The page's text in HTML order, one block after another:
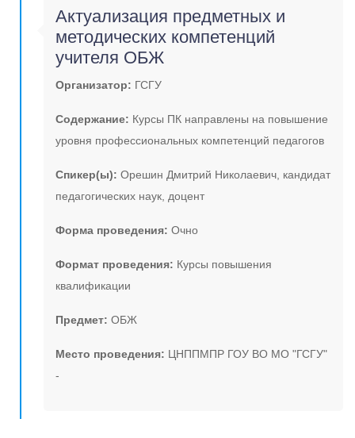
Актуализация предметных и
методических компетенций
учителя ОБЖ
Организатор: ГСГУ
Содержание: Курсы ПК направлены на повышение
уровня профессиональных компетенций педагогов
Спикер(ы): Орешин Дмитрий Николаевич, кандидат
педагогических наук, доцент
Форма проведения: Очно
Формат проведения: Курсы повышения
квалификации
Предмет: ОБЖ
Место проведения: ЦНППМПР ГОУ ВО МО "ГСГУ"
-